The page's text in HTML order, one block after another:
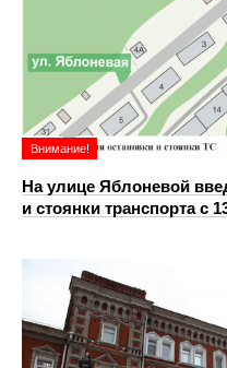
Внимание!
На улице Яблоневой
и стоянки транспорта с